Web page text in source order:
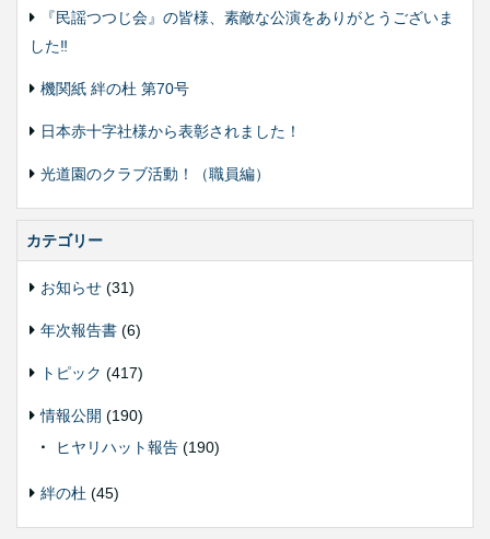
『民謡つつじ会』の皆様、素敵な公演をありがとうございま
した‼️
機関紙 絆の杜 第70号
日本赤十字社様から表彰されました！
光道園のクラブ活動！（職員編）
カテゴリー
お知らせ (31)
年次報告書 (6)
トピック (417)
情報公開 (190)
ヒヤリハット報告 (190)
絆の杜 (45)